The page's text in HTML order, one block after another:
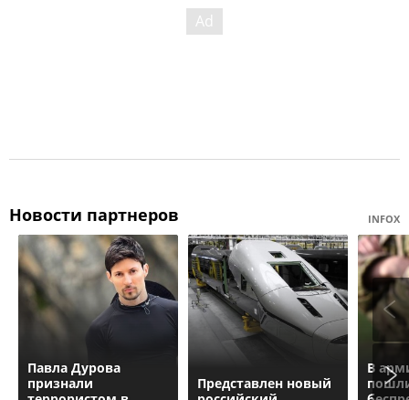
Новости партнеров INFOX
Павла Дурова
признали
Представлен новый
В